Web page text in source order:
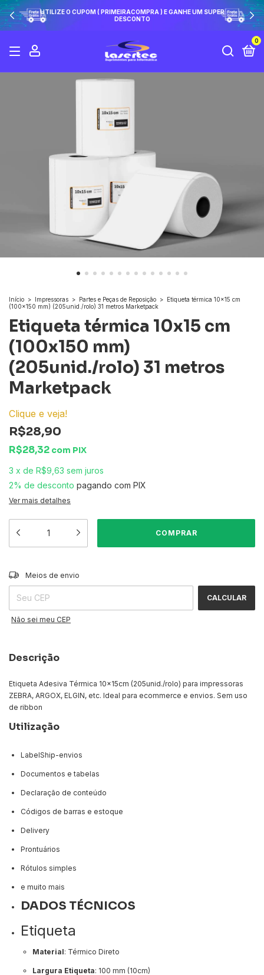
UTILIZE O CUPOM ( PRIMEIRACOMPRA ) E GANHE UM SUPER
DESCONTO
0
Início > Impressoras > Partes e Peças de Reposição > Etiqueta térmica 10x15 cm
(100x150 mm) (205unid./rolo) 31 metros Marketpack
Etiqueta térmica 10x15 cm
(100x150 mm)
(205unid./rolo) 31 metros
Marketpack
Clique e veja!
R$28,90
R$28,32 com PIX
3 x de R$9,63 sem juros
2% de desconto pagando com PIX
Ver mais detalhes
Entregas para o CEP:
Meios de envio
CALCULAR
Não sei meu CEP
Descrição
Etiqueta Adesiva Térmica 10x15cm (205unid./rolo) para impressoras
ZEBRA, ARGOX, ELGIN, etc. Ideal para ecommerce e envios. Sem uso
de ribbon
Utilização
LabelShip-envios
Documentos e tabelas
Declaração de conteúdo
Códigos de barras e estoque
Delivery
Prontuários
Rótulos simples
e muito mais
DADOS TÉCNICOS
Etiqueta
Material: Térmico Direto
Largura Etiqueta: 100 mm (10cm)